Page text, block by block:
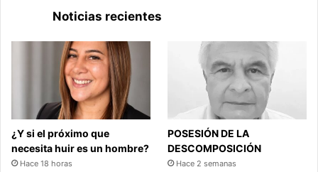
Noticias recientes
¿Y si el próximo que
necesita huir es un hombre?
Hace 18 horas
POSESIÓN DE LA
DESCOMPOSICIÓN
Hace 2 semanas